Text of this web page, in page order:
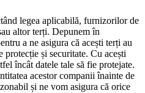
legea aplicabilă, furnizorilor de
altor terți. Depunem în
a ne asigura că acești terți au
protecție și securitate. Cu acești
încât datele tale să fie protejate.
acestor companii înainte de
și ne vom asigura că orice